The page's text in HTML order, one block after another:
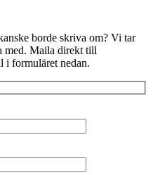
borde skriva om? Vi tar
med. Maila direkt till
i formuläret nedan.